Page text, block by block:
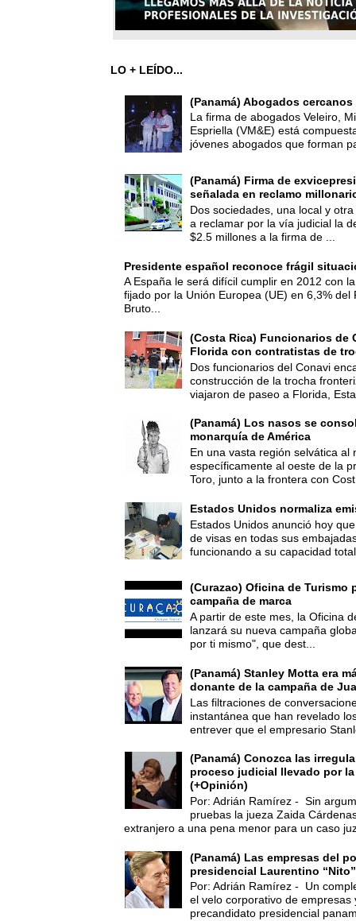
LO + LEÍDO...
(Panamá) Abogados
La firma de abogados Veleiro,
Espriella (VM&E) está
jóvenes abogados que forman
(Panamá) Firma de
señalada en reclamo
Dos sociedades, una local y
a reclamar por la vía judicial la
$2.5 millones a la firma de ...
Presidente español reconoce frágil
A España le será difícil cumplir en 2012 con
fijado por la Unión Europea (UE) en 6,3% del
Bruto...
(Costa Rica) Funcionarios de
Florida con contratistas de
Dos funcionarios del Conavi
construcción de la trocha
viajaron de paseo a Florida,
(Panamá) Los nasos se
monarquía de América
En una vasta región selvática al
específicamente al oeste de la
Toro, junto a la frontera con
Estados Unidos normaliza
Estados Unidos anunció hoy
de visas en todas sus
funcionando a su capacidad
(Curazao) Oficina de Turismo
campaña de marca
A partir de este mes, la Oficina
lanzará su nueva campaña
por ti mismo", que dest...
(Panamá) Stanley Motta era
donante de la campaña de
Las filtraciones de
instantánea que han revelado
entrever que el empresario
(Panamá) Conozca las
proceso judicial llevado por
(+Opinión)
Por: Adrián Ramírez - Sin
pruebas la jueza Zaida
extranjero a una pena menor para un caso
(Panamá) Las empresas del
presidencial Laurentino
Por: Adrián Ramírez - Un
el velo corporativo de empresas
precandidato presidencial